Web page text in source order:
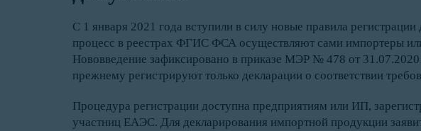
С 1 января 2021 года вступили в силу новые правила регистрации
процесс в реестрах ФГИС ФСА осуществляют сами импортеры
Нововведение зафиксировано в приказе МЭР № 478 от
прежнему регистрируют только декларации о соответствии
Процедура регистрации доступна предприятиям или ИП,
участниц ЕАЭС. Для декларирования импортной продукции